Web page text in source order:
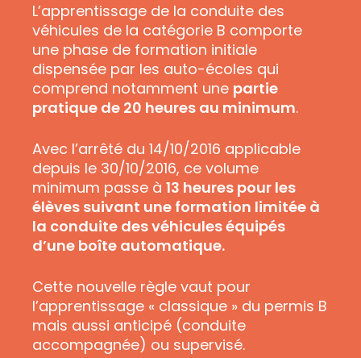
L’apprentissage de la conduite des
véhicules de la catégorie B comporte
une phase de formation initiale
dispensée par les auto-écoles qui
comprend notamment une partie
pratique de 20 heures au minimum.
Avec l’arrêté du 14/10/2016 applicable
depuis le 30/10/2016, ce volume
minimum passe à13 heures pour les
élèves suivant une formation limitée à
la conduite des véhicules équipés
d’une boîte automatique.
Cette nouvelle règle vaut pour
l’apprentissage « classique » du permis B
mais aussi anticipé (conduite
accompagnée) ou supervisé.